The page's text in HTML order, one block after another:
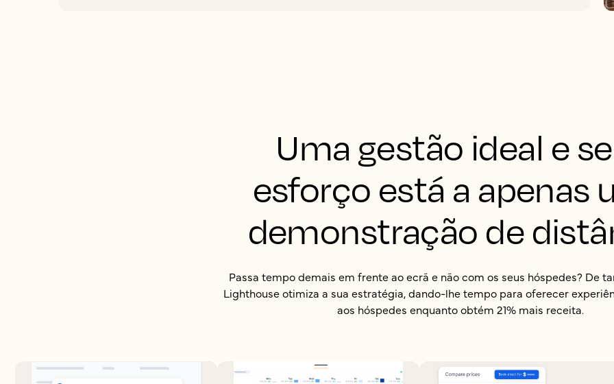
Uma gestão ideal e
esforço está a apenas
demonstração de
Passa tempo demais em frente ao ecrã e não com os seus hóspedes? De
Lighthouse otimiza a sua estratégia, dando-lhe tempo para oferecer
aos hóspedes enquanto obtém 21% mais receita.